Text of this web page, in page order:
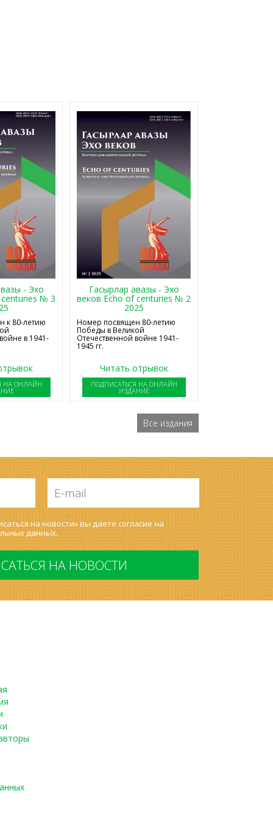
- Эхо
№ 3
к 80-летию
в 1941-
НА ОНЛАЙН
Гасырлар авазы - Эхо
веков Echo of centuries № 2
2025
Номер посвящен 80-летию
Победы в Великой
Отечественной войне 1941-
1945 гг.
Читать отрывок
ПОДПИСАТЬСЯ НА ОНЛАЙН
ИЗДАНИЕ
Все издания
mail
*
на новости» вы даете согласие на
данных.